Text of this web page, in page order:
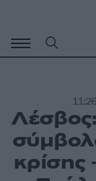
περιεχόμενο
11:26
κρίσης